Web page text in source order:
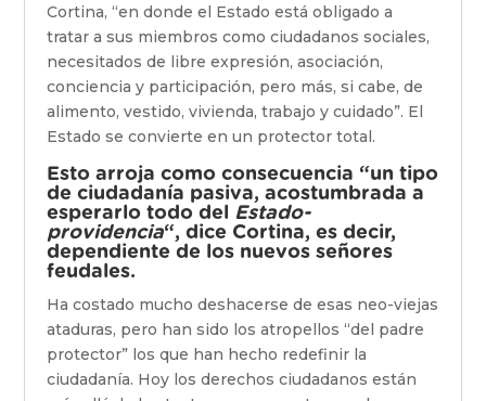
Cortina, “en donde el Estado está obligado a
tratar a sus miembros como ciudadanos sociales,
necesitados de libre expresión, asociación,
conciencia y participación, pero más, si cabe, de
alimento, vestido, vivienda, trabajo y cuidado”. El
Estado se convierte en un protector total.
Esto arroja como consecuencia “un tipo
de ciudadanía pasiva, acostumbrada a
esperarlo todo del Estado-
providencia“, dice Cortina, es decir,
dependiente de los nuevos señores
feudales.
Ha costado mucho deshacerse de esas neo-viejas
ataduras, pero han sido los atropellos “del padre
protector” los que han hecho redefinir la
ciudadanía. Hoy los derechos ciudadanos están